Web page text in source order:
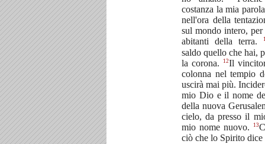
costanza la mia
nell'ora della
sul mondo intero,
abitanti della terra.
saldo quello che hai,
la corona.
12Il
colonna nel tempio
uscirà mai più.
mio Dio e il nome
della nuova
cielo, da presso il
mio nome nuovo.
13
ciò che lo Spirito dice